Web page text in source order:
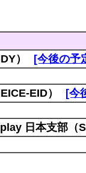
） [今後の予
EID） [今
日本支部（